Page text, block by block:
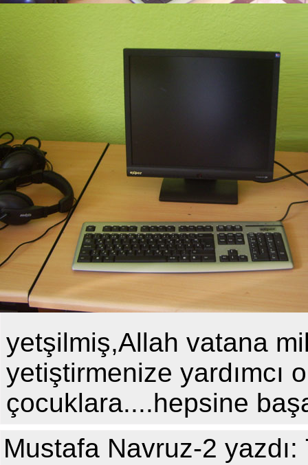
yetşilmiş,Allah vatana
yetiştirmenize yardımcı
çocuklara....hepsine
Mustafa Navruz-2